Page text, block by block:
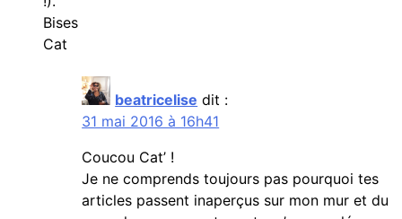
Bises
Cat
beatricelise dit :
31 mai 2016 à 16h41
Coucou Cat’ !
Je ne comprends toujours pas pourquoi tes
articles passent inaperçus sur mon mur et du